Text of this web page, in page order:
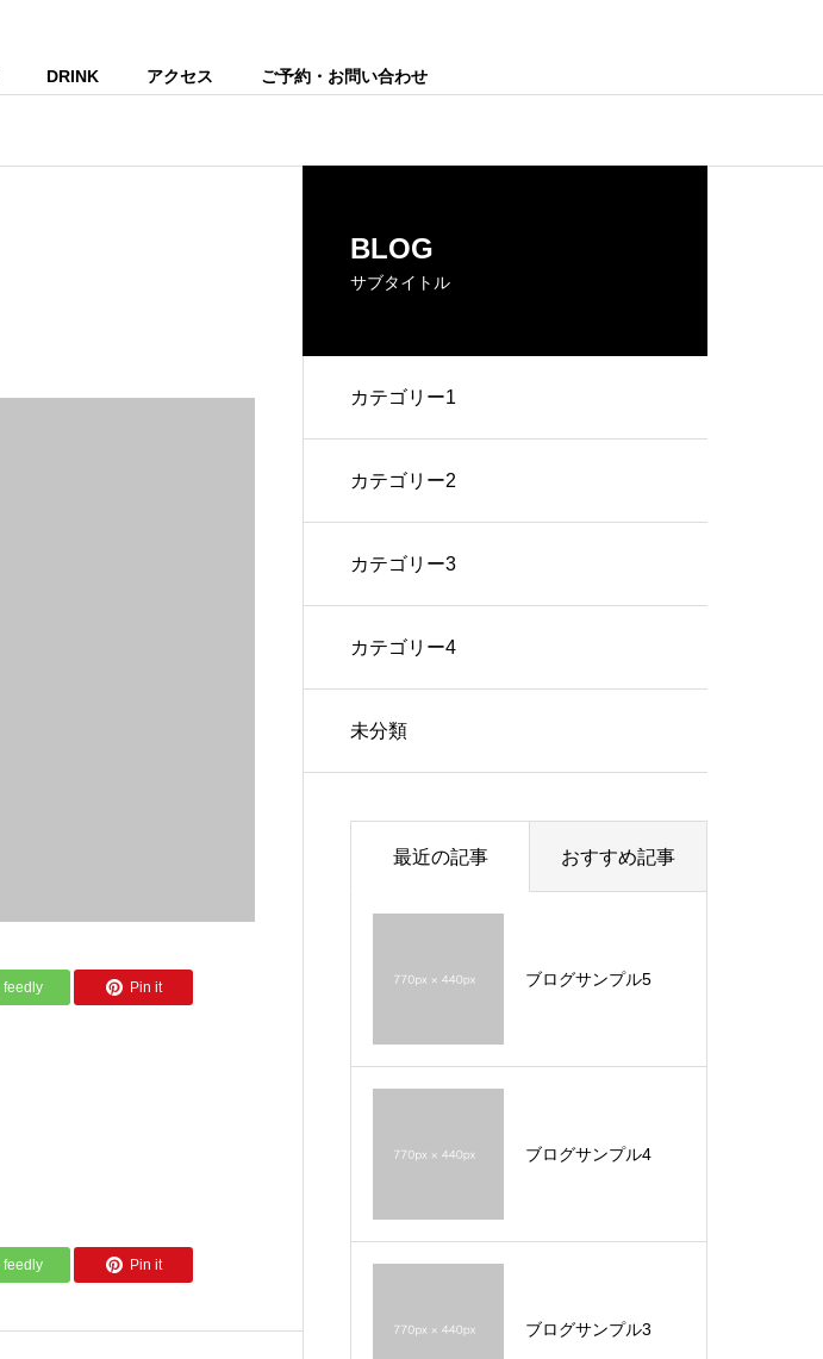
DRINK アクセス ご予約・お問い合わせ
feedly Pin it
feedly Pin it
BLOG
サブタイトル
カテゴリー1
カテゴリー2
カテゴリー3
カテゴリー4
未分類
最近の記事 おすすめ記事
ブログサンプル5
ブログサンプル4
ブログサンプル3